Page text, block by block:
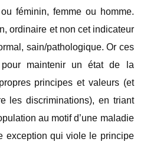
féminin, femme ou homme.
ordinaire et non cet indicateur
sain/pathologique. Or ces
maintenir un état de la
principes et valeurs (et
les discriminations), en triant
au motif d’une maladie
exception qui viole le principe